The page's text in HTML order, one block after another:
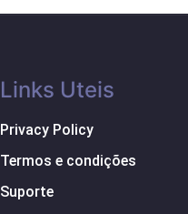
Links Uteis
Privacy Policy
Termos e condições
Suporte